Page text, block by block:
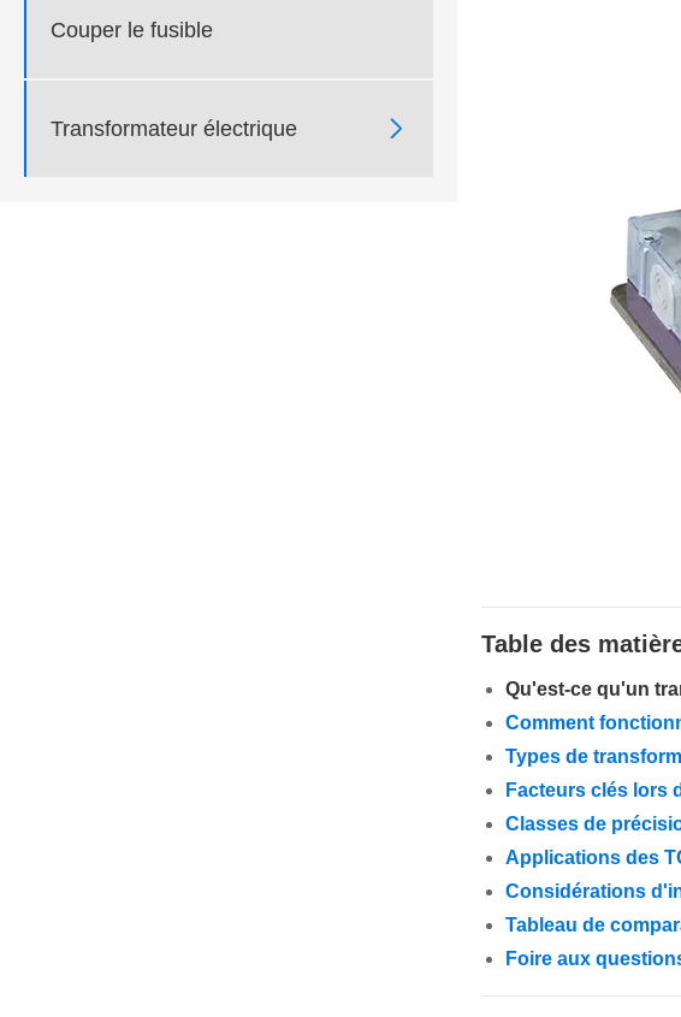
Couper le fusible
Transformateur électrique 
Table des
Qu'est-ce qu'un
Comment
Types de
Facteurs clés lors
Classes de
Applications des
Considérations
Tableau de
Foire aux